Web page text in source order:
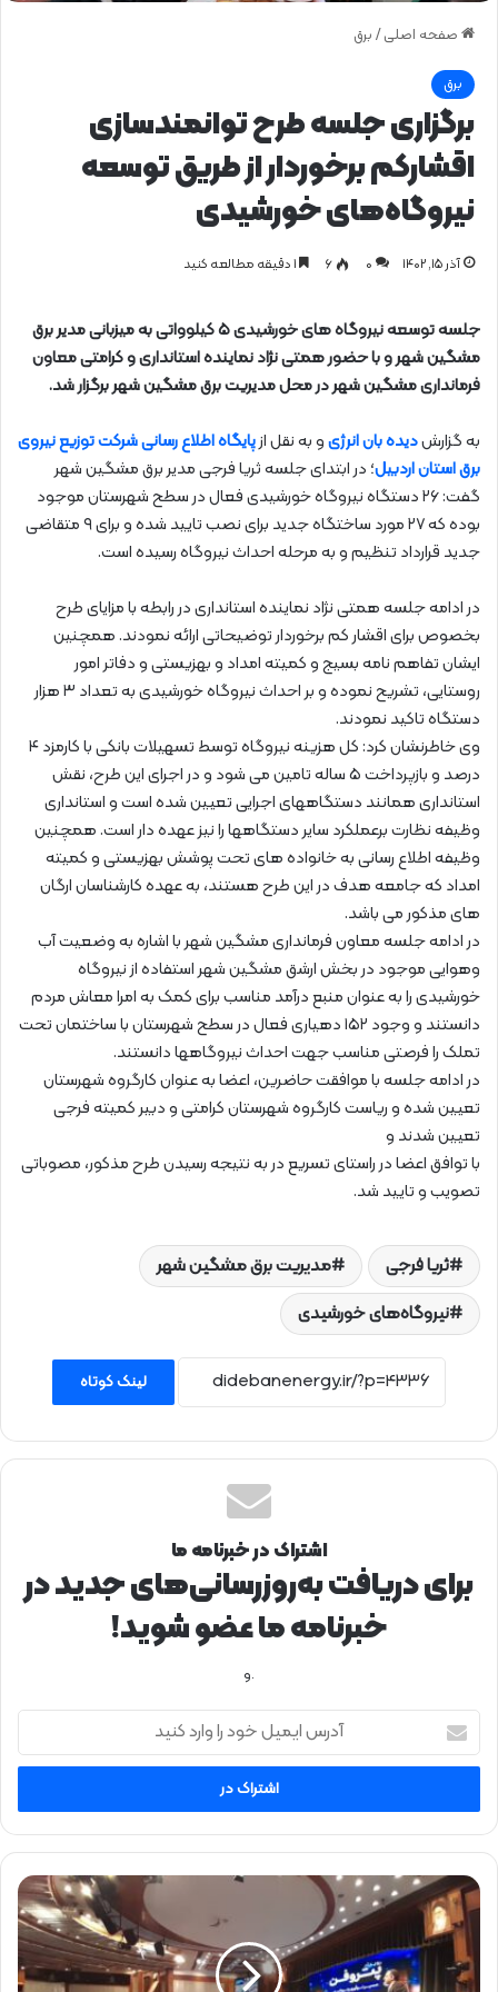
صفحه اصلی / برق
برق
برگزاری جلسه طرح توانمندسازی
اقشارکم برخوردار از طریق توسعه
نیروگاه‌های خورشیدی
آذر ۱۵, ۱۴۰۲ 0 ۶
جلسه توسعه نیروگاه های خورشیدی ۵ کیلوواتی به میزبانی مدیر برق
مشگین شهر و با حضور همتی نژاد نماینده استانداری و کرامتی معاون
فرمانداری مشگین شهر در محل مدیریت برق مشگین شهر برگزار شد.
به گزارشدیده بان انرژیو به نقل ازپایگاه اطلاع رسانی شرکت توزیع نیروی
برق استان اردبیل؛ در ابتدای جلسه ثریا فرجی مدیر برق مشگین شهر
گفت: ۲۶ دستگاه نیروگاه خورشیدی فعال در سطح شهرستان موجود
بوده که ۲۷ مورد ساختگاه جدید برای نصب تایید شده و برای ۹ متقاضی
جدید قرارداد تنظیم و به مرحله احداث نیروگاه رسیده است.
در ادامه جلسه همتی نژاد نماینده استانداری در رابطه با مزایای طرح
بخصوص برای اقشار کم برخوردار توضیحاتی ارائه نمودند. همچنین
ایشان تفاهم نامه بسیج و کمیته امداد و بهزیستی و دفاتر امور
روستایی، تشریح نموده و بر احداث نیروگاه خورشیدی به تعداد ۳ هزار
دستگاه تاکید نمودند.
وی خاطرنشان کرد: کل هزینه نیروگاه توسط تسهیلات بانکی با کارمزد ۴
درصد و بازپرداخت ۵ ساله تامین می شود و در اجرای این طرح، نقش
استانداری همانند دستگاههای اجرایی تعیین شده است و استانداری
وظیفه نظارت برعملکرد سایر دستگاهها را نیز عهده دار است. همچنین
وظیفه اطلاع رسانی به خانواده های تحت پوشش بهزیستی و کمیته
امداد که جامعه هدف در این طرح هستند، به عهده کارشناسان ارگان
های مذکور می باشد.
در ادامه جلسه معاون فرمانداری مشگین شهر با اشاره به وضعیت آب
وهوایی موجود در بخش ارشق مشگین شهر استفاده از نیروگاه
خورشیدی را به عنوان منبع درآمد مناسب برای کمک به امرا معاش مردم
دانستند و وجود ۱۵۲ دهیاری فعال در سطح شهرستان با ساختمان تحت
تملک را فرصتی مناسب جهت احداث نیروگاهها دانستند.
در ادامه جلسه با موافقت حاضرین، اعضا به عنوان کارگروه شهرستان
تعیین شده و ریاست کارگروه شهرستان کرامتی و دبیر کمیته فرجی
تعیین شدند و
با توافق اعضا در راستای تسریع در به نتیجه رسیدن طرح مذکور، مصوباتی
تصویب و تایید شد.
ثریا فرجی
مدیریت برق مشگین شهر
نیروگاه‌های خورشیدی
لینک کوتاه
اشتراک در خبرنامه ما
برای دریافت به‌روزرسانی‌های جدید در
خبرنامه ما عضو شوید!
.و
آ
ر
ا
ی
م
ی
ل
خ
و
د
ح
ض
م